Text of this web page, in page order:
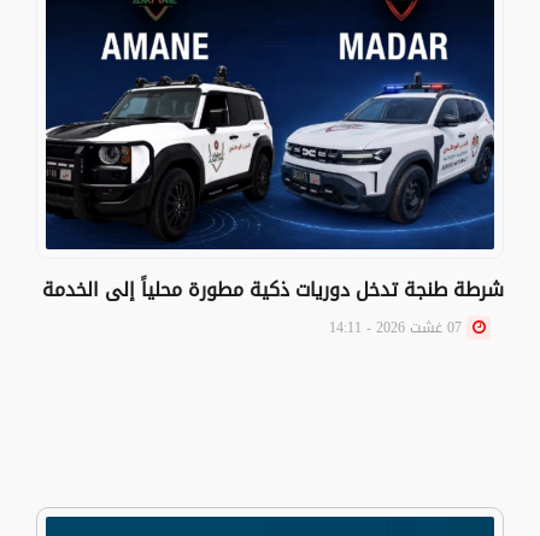
شرطة طنجة تدخل دوريات ذكية مطورة محلياً إلى الخدمة